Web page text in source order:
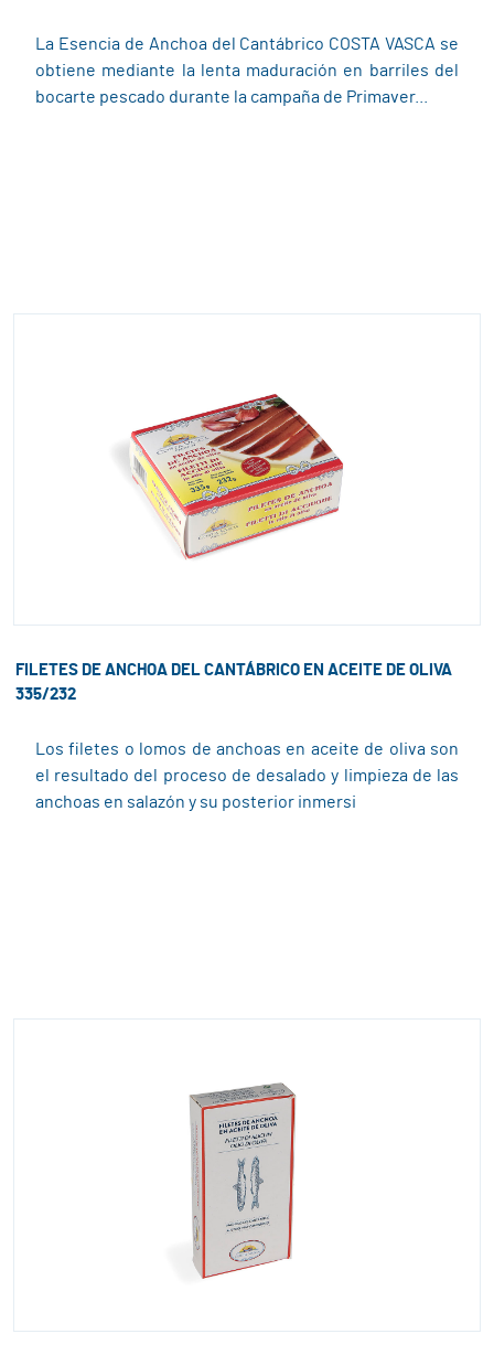
La Esencia de Anchoa del Cantábrico COSTA VASCA se
obtiene mediante la lenta maduración en barriles del
bocarte pescado durante la campaña de Primaver...
FILETES DE ANCHOA DEL CANTÁBRICO EN ACEITE DE OLIVA
335/232
Los filetes o lomos de anchoas en aceite de oliva son
el resultado del proceso de desalado y limpieza de las
anchoas en salazón y su posterior inmersi